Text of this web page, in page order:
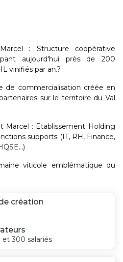
: Structure coopérative
aujourd'hui près de 200
vinifiés par an.?
de commercialisation créée en
sur le territoire du Val
Marcel : Etablissement Holding
supports (IT, RH, Finance,
viticole emblématique du
création
et 300 salariés